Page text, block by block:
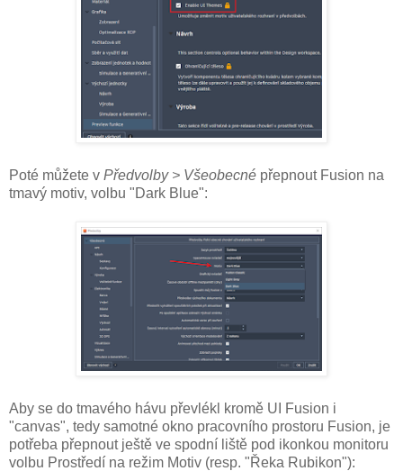
Poté můžete v Předvolby > Všeobecné přepnout Fusion na
tmavý motiv, volbu "Dark Blue":
Aby se do tmavého hávu převlékl kromě UI Fusion i
"canvas", tedy samotné okno pracovního prostoru Fusion, je
potřeba přepnout ještě ve spodní liště pod ikonkou monitoru
volbu Prostředí na režim Motiv (resp. "Řeka Rubikon"):